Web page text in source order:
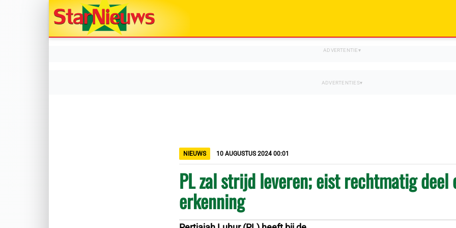
NIEUWS 10 AUGUSTUS 2024 00:01
PL zal strijd leveren; eist rechtmatig deel
erkenning